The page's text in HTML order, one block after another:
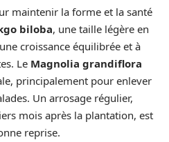
maintenir la forme et la santé
biloba, une taille légère en
croissance équilibrée et à
Le Magnolia grandiflora
principalement pour enlever
Un arrosage régulier,
mois après la plantation, est
reprise.